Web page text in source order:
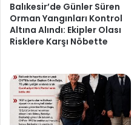
Balıkesir’de Günler Süren
Orman Yangınları Kontrol
Altına Alındı: Ekipler Olası
Risklere Karşı Nöbette